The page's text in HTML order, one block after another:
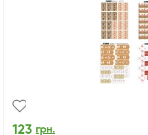
123 грн.